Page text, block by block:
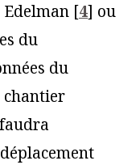
[4] ou
du
du
chantier